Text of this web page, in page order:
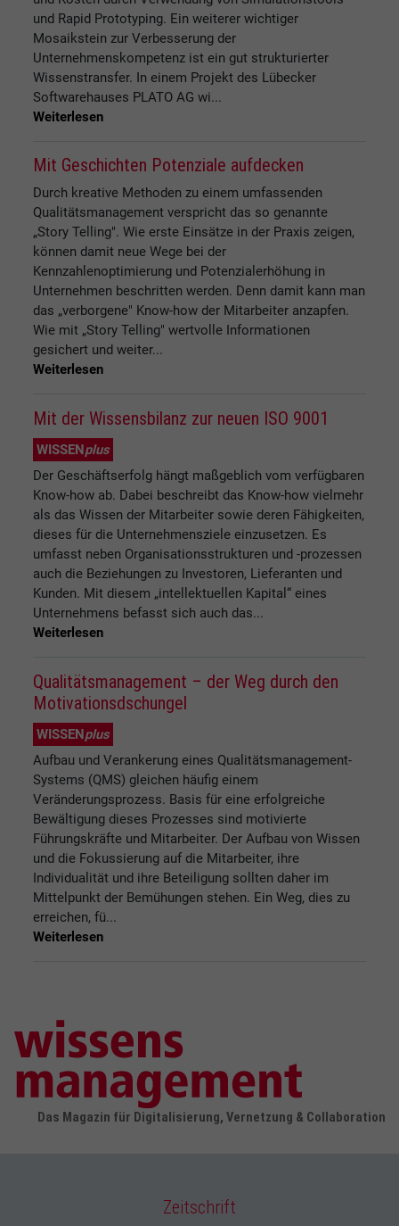
und Rapid Prototyping. Ein weiterer wichtiger
Mosaikstein zur Verbesserung der
Unternehmenskompetenz ist ein gut strukturierter
Wissenstransfer. In einem Projekt des Lübecker
Softwarehauses PLATO AG wi...
Weiterlesen
Mit Geschichten Potenziale aufdecken
Durch kreative Methoden zu einem umfassenden
Qualitätsmanagement verspricht das so genannte
„Story Telling". Wie erste Einsätze in der Praxis zeigen,
können damit neue Wege bei der
Kennzahlenoptimierung und Potenzialerhöhung in
Unternehmen beschritten werden. Denn damit kann man
das „verborgene" Know-how der Mitarbeiter anzapfen.
Wie mit „Story Telling" wertvolle Informationen
gesichert und weiter...
Weiterlesen
Mit der Wissensbilanz zur neuen ISO 9001
WISSENplus
Der Geschäftserfolg hängt maßgeblich vom verfügbaren
Know-how ab. Dabei beschreibt das Know-how vielmehr
als das Wissen der Mitarbeiter sowie deren Fähigkeiten,
dieses für die Unternehmensziele einzusetzen. Es
umfasst neben Organisationsstrukturen und -prozessen
auch die Beziehungen zu Investoren, Lieferanten und
Kunden. Mit diesem „intellektuellen Kapital“ eines
Unternehmens befasst sich auch das...
Weiterlesen
Qualitätsmanagement – der Weg durch den
Motivationsdschungel
WISSENplus
Aufbau und Verankerung eines Qualitätsmanagement-
Systems (QMS) gleichen häufig einem
Veränderungsprozess. Basis für eine erfolgreiche
Bewältigung dieses Prozesses sind motivierte
Führungskräfte und Mitarbeiter. Der Aufbau von Wissen
und die Fokussierung auf die Mitarbeiter, ihre
Individualität und ihre Beteiligung sollten daher im
Mittelpunkt der Bemühungen stehen. Ein Weg, dies zu
erreichen, fü...
Weiterlesen
Das Magazin für Digitalisierung, Vernetzung & Collaboration
Zeitschrift